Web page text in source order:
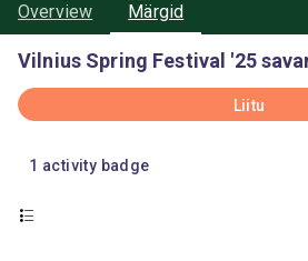
Overview Märgid
Vilnius Spring Festival '25
Liitu
1 activity badge